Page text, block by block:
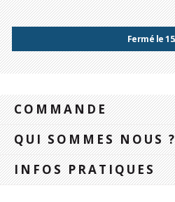
Fermé le
COMMANDE
QUI SOMMES NOUS
INFOS PRATIQUES